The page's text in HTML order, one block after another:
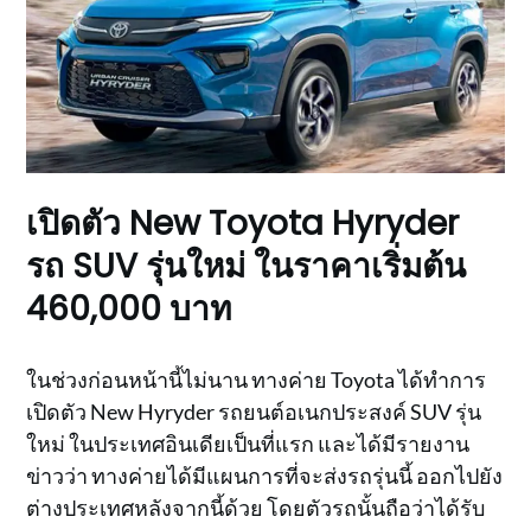
เปิดตัว New Toyota Hyryder
รถ SUV รุ่นใหม่ ในราคาเริ่มต้น
460,000 บาท
ในช่วงก่อนหน้านี้ไม่นาน ทางค่าย Toyota ได้ทำการ
เปิดตัว New Hyryder รถยนต์อเนกประสงค์ SUV รุ่น
ใหม่ ในประเทศอินเดียเป็นที่แรก และได้มีรายงาน
ข่าวว่า ทางค่ายได้มีแผนการที่จะส่งรถรุ่นนี้ ออกไปยัง
ต่างประเทศหลังจากนี้ด้วย โดยตัวรถนั้นถือว่าได้รับ